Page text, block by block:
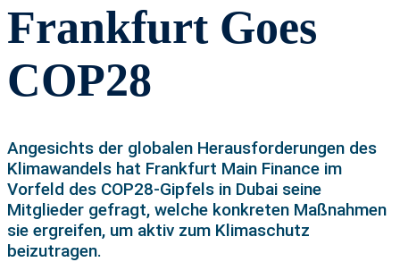
Frankfurt Goes
COP28
Angesichts der globalen Herausforderungen des
Klimawandels hat Frankfurt Main Finance im
Vorfeld des COP28-Gipfels in Dubai seine
Mitglieder gefragt, welche konkreten Maßnahmen
sie ergreifen, um aktiv zum Klimaschutz
beizutragen.